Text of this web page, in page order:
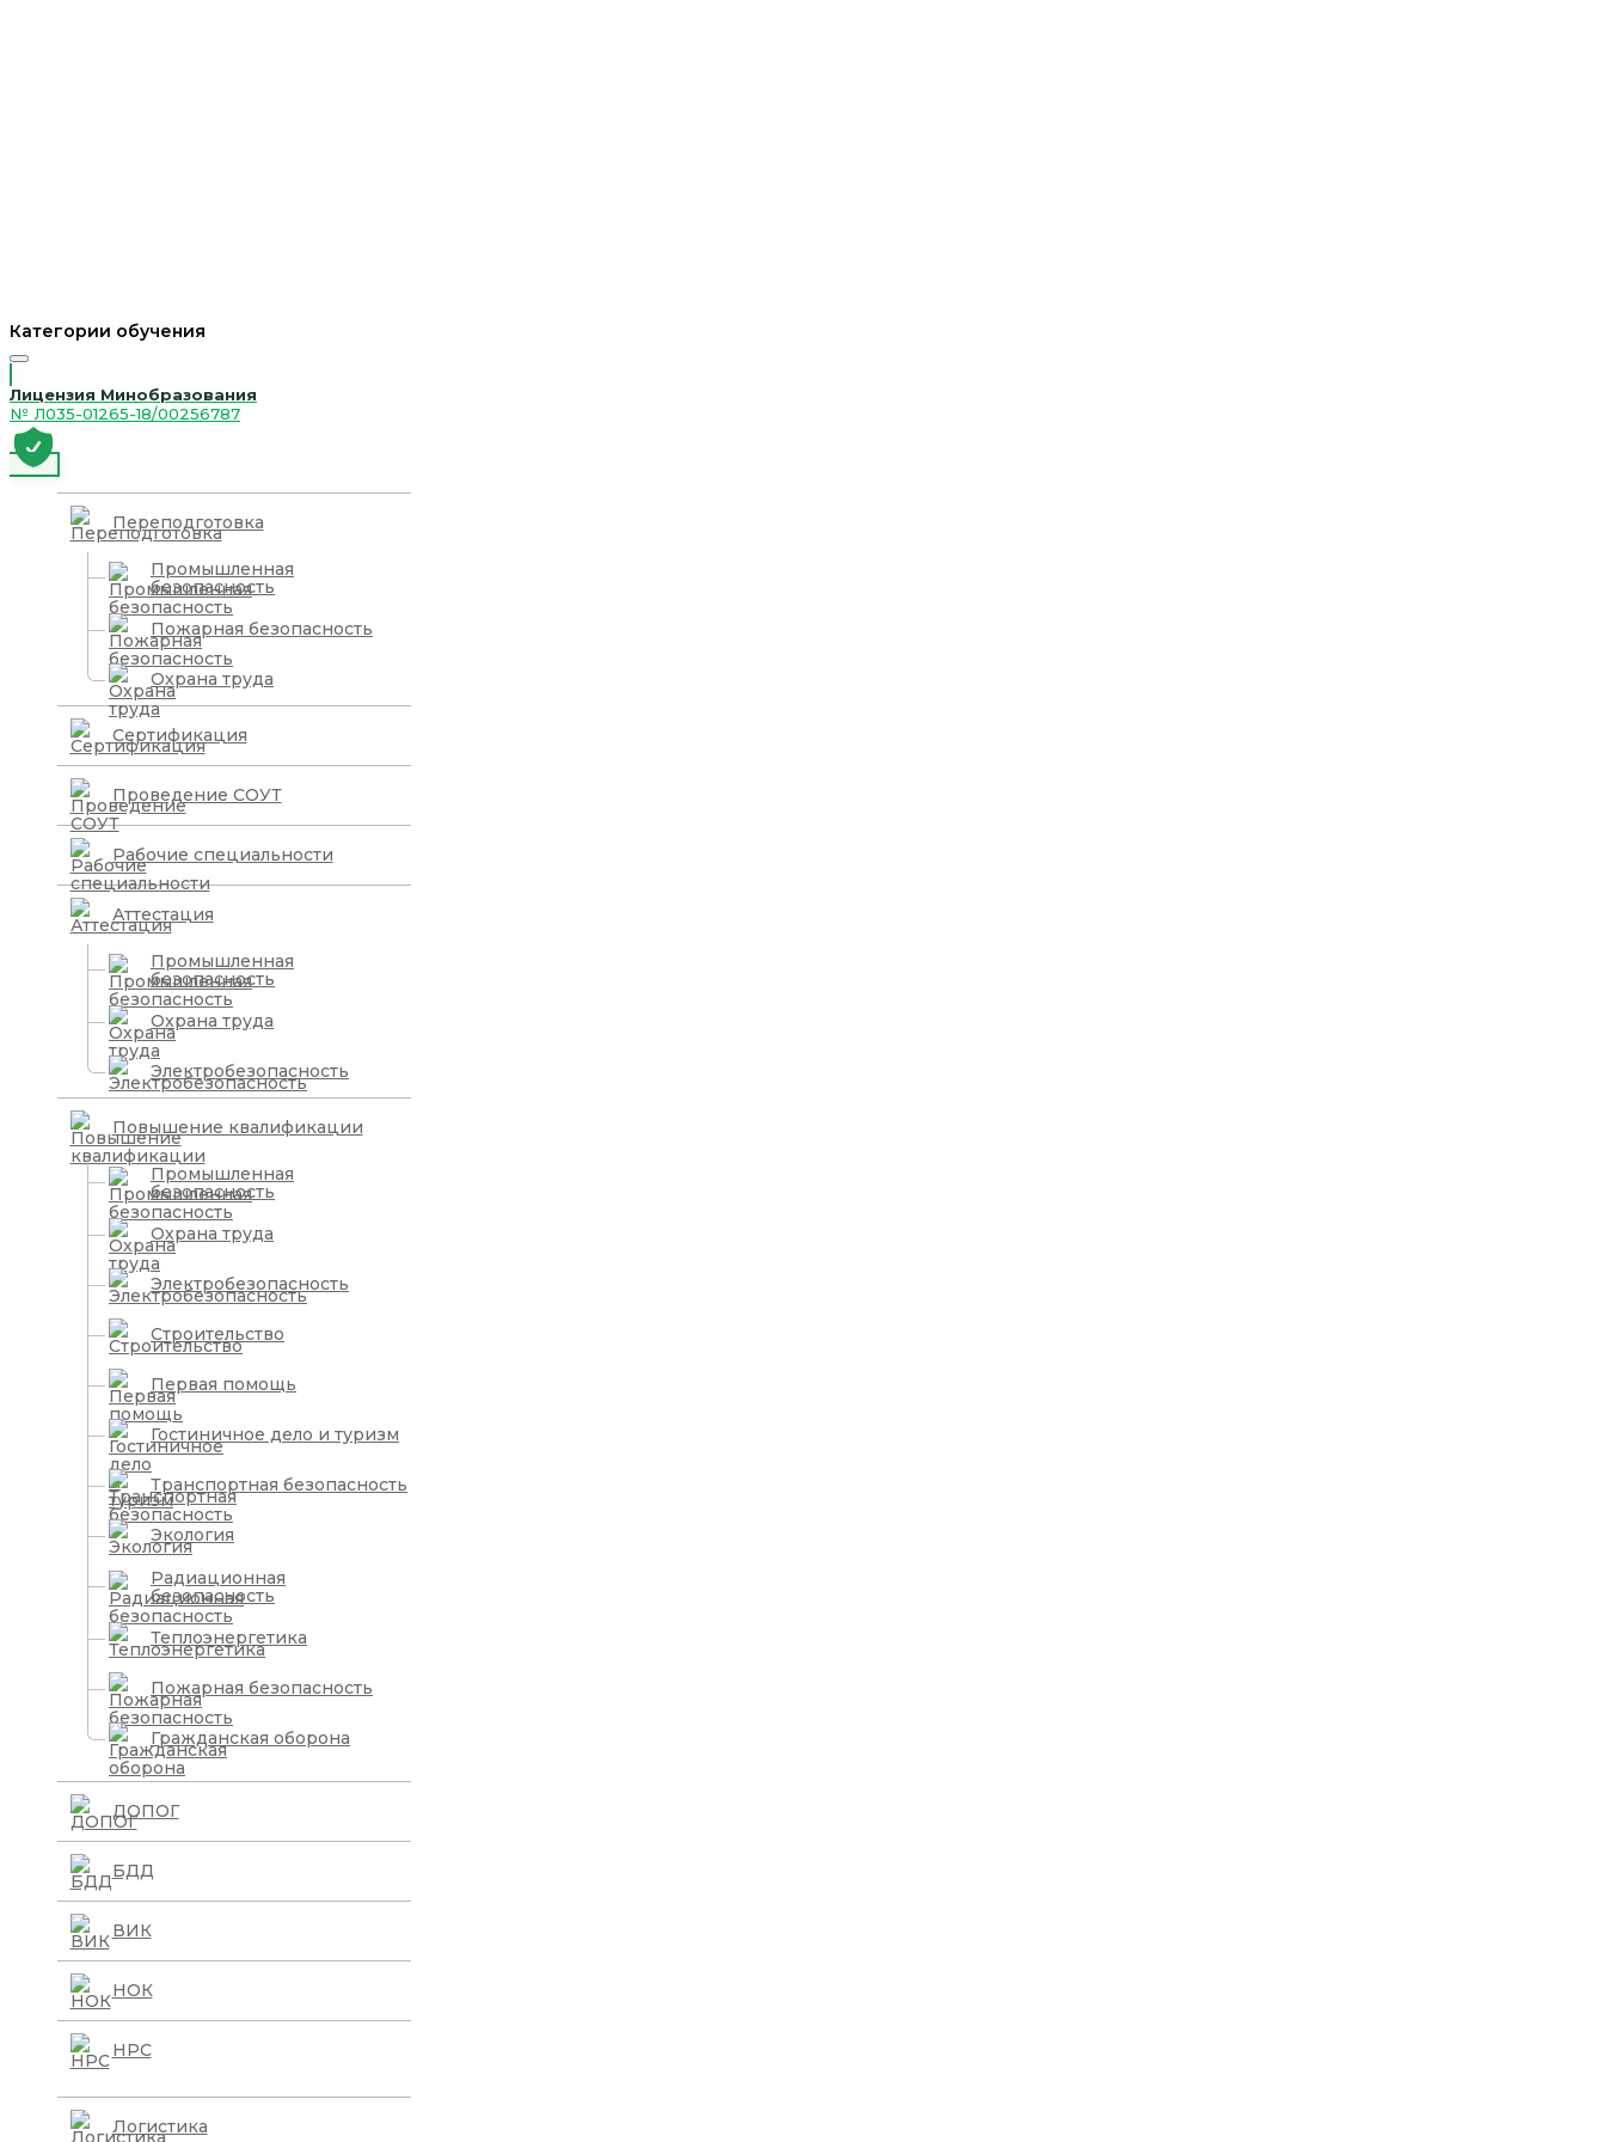
Категории обучения
Лицензия Минобразования
№ Л035-01265-18/00256787
Переподготовка
Промышленная
безопасность
Пожарная безопасность
Охрана труда
Сертификация
Проведение СОУТ
Рабочие специальности
Аттестация
Промышленная
безопасность
Охрана труда
Электробезопасность
Повышение квалификации
Промышленная
безопасность
Охрана труда
Электробезопасность
Строительство
Первая помощь
Гостиничное дело и туризм
Транспортная безопасность
Экология
Радиационная
безопасность
Теплоэнергетика
Пожарная безопасность
Гражданская оборона
ДОПОГ
БДД
ВИК
НОК
НРС
Логистика